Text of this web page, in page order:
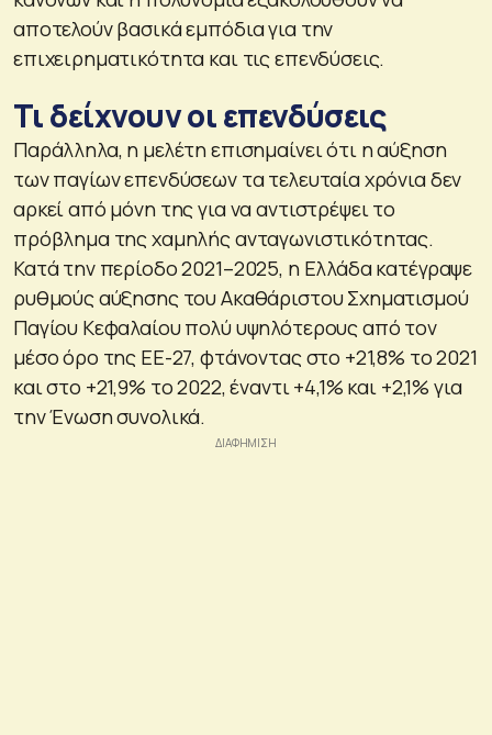
αποτελούν βασικά εμπόδια για την
επιχειρηματικότητα και τις επενδύσεις.
Τι δείχνουν οι επενδύσεις
Παράλληλα, η μελέτη επισημαίνει ότι η αύξηση
των παγίων επενδύσεων τα τελευταία χρόνια δεν
αρκεί από μόνη της για να αντιστρέψει το
πρόβλημα της χαμηλής ανταγωνιστικότητας.
Κατά την περίοδο 2021–2025, η Ελλάδα κατέγραψε
ρυθμούς αύξησης του Ακαθάριστου Σχηματισμού
Παγίου Κεφαλαίου πολύ υψηλότερους από τον
μέσο όρο της ΕΕ-27, φτάνοντας στο +21,8% το 2021
και στο +21,9% το 2022, έναντι +4,1% και +2,1% για
την Ένωση συνολικά.